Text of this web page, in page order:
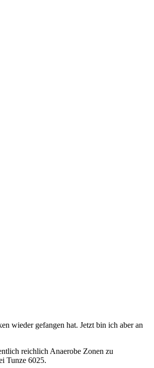
wieder gefangen hat. Jetzt bin ich aber an
reichlich Anaerobe Zonen zu
Tunze 6025.